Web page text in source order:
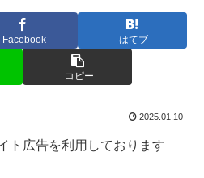
Facebook はてブ
コピー
2025.01.10
ト広告を利用しております